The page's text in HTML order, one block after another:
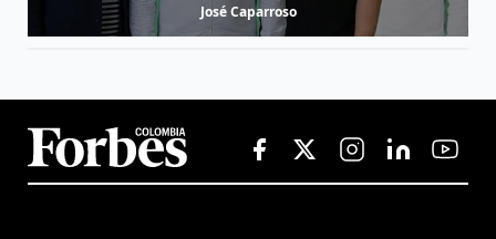
José Caparroso